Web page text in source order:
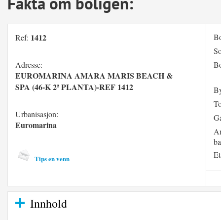
Ref: 1412
Adresse:
EUROMARINA AMARA MARIS BEACH &
SPA (46-K 2ª PLANTA)-REF 1412
Urbanisasjon:
Euromarina
Tips en venn
Innhold